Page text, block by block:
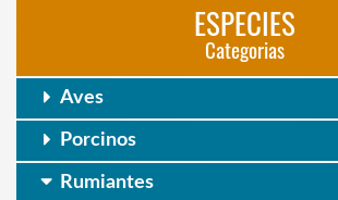
ESPECIES
Categorias
Aves
Porcinos
Rumiantes